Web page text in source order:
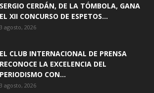
SERGIO CERDÁN, DE LA TÓMBOLA, GANA
EL XII CONCURSO DE ESPETOS...
3 agosto, 2026
EL CLUB INTERNACIONAL DE PRENSA
RECONOCE LA EXCELENCIA DEL
PERIODISMO CON...
3 agosto, 2026